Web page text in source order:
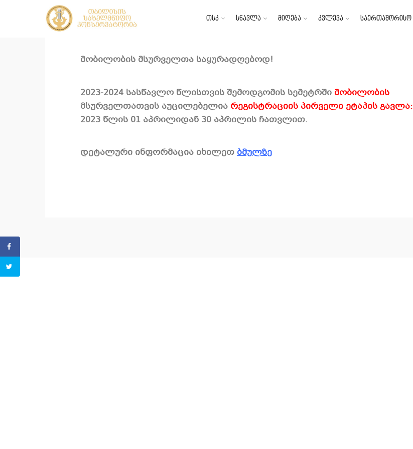
თსკ სწავლა მიღება კვლევა საერთაშორისო
Share
მობილობის მსურველთა საყურადღებოდ!
2023-2024 სასწავლო წლისთვის შემოდგომის სემეტრში მობილობის
მსურველთათვის აუცილებელია რეგისტრაციის პირველი ეტაპის გავლა:
2023 წლის 01 აპრილიდან 30 აპრილის ჩათვლით.
დეტალური ინფორმაცია იხილეთ ბმულზე